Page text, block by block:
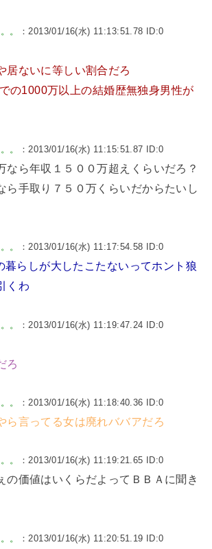
。 ：2013/01/16(水) 11:13:51.78 ID:0
居ないに等しい割合だろ
の1000万以上の結婚歴無独身男性が
。 ：2013/01/16(水) 11:15:51.87 ID:0
なら年収１５００万超えくらいだろ？
ら手取り７５０万くらいだからたいし
。 ：2013/01/16(水) 11:17:54.58 ID:0
暮らしが大したこたないってホント狼
くわ
。 ：2013/01/16(水) 11:19:47.24 ID:0
ろ
。 ：2013/01/16(水) 11:18:40.36 ID:0
ら言ってる女は廃れババアだろ
。 ：2013/01/16(水) 11:19:21.65 ID:0
の価値はいくらだよってＢＢＡに聞き
。 ：2013/01/16(水) 11:20:51.19 ID:0